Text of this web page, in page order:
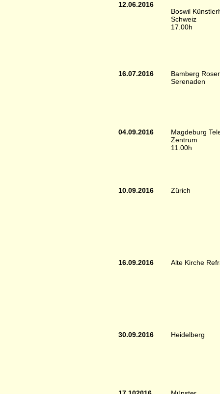
12.06.2016
Boswil
Schweiz
17.00h
16.07.2016
Bamberg
Serenaden
04.09.2016
Magdeburg
Zentrum
11.00h
10.09.2016 Zürich
16.09.2016 Alte Kirche
30.09.2016 Heidelberg